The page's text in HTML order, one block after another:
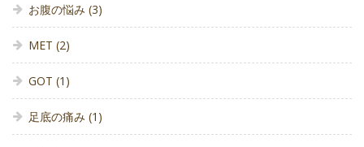
お腹の悩み (3)
MET (2)
GOT (1)
足底の痛み (1)